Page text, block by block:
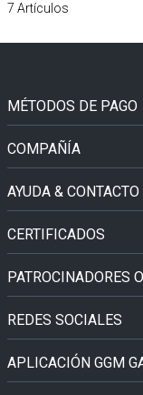
7 Artículos
MÉTODOS DE PAGO
COMPAÑÍA
AYUDA & CONTACTO
CERTIFICADOS
PATROCINADORES
REDES SOCIALES
APLICACIÓN GGM